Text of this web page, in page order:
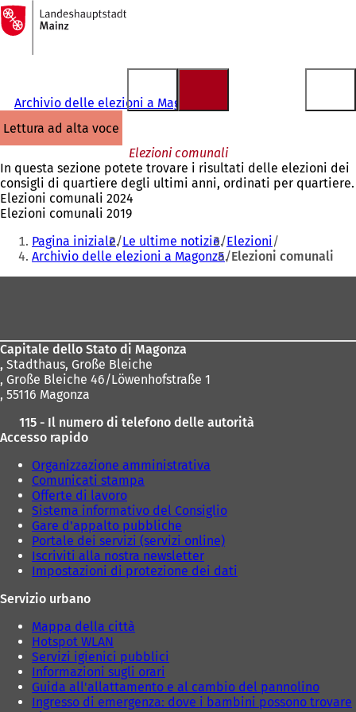
Vai al contenuto
Alla
pagina
iniziale
Archivio delle elezioni a Magonza
lettura ad alta voce
Elezioni comunali
In questa sezione potete trovare i risultati delle elezioni dei
consigli di quartiere degli ultimi anni, ordinati per quartiere.
Elezioni comunali 2024
Elezioni comunali 2019
Siete
qui:
Pagina iniziale Le ultime notizie Elezioni
Archivio delle elezioni a Magonza Elezioni comunali
Capitale dello Stato di Magonza
, Stadthaus, Große Bleiche
, Große Bleiche 46/Löwenhofstraße 1
, 55116 Magonza
115 - Il numero di telefono delle autorità
Accesso rapido
Organizzazione amministrativa
Comunicati stampa
Offerte di lavoro
Sistema informativo del Consiglio
Gare d'appalto pubbliche
Portale dei servizi (servizi online)
Iscriviti alla nostra newsletter
Impostazioni di protezione dei dati
Servizio urbano
Mappa della città
Hotspot WLAN
Servizi igienici pubblici
Informazioni sugli orari
Guida all'allattamento e al cambio del pannolino
Ingresso di emergenza: dove i bambini possono trovare